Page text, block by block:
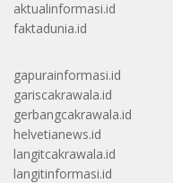
aktualinformasi.id
faktadunia.id
gapurainformasi.id
gariscakrawala.id
gerbangcakrawala.id
helvetianews.id
langitcakrawala.id
langitinformasi.id